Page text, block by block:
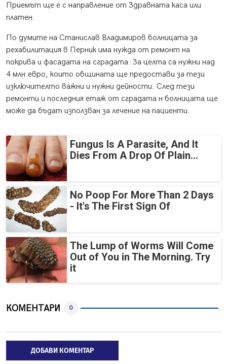
Приемът ще е с направление от Здравната каса или
платен.
По думите на Станислав Владимиров болницата за
рехабилитация в Перник има нужда от ремонт на
покрива и фасадата на сградата. За целта са нужни над
4 млн.евро, които общината ще предостави за тези
изключителто важни и нужни дейности. След тези
ремонти и последния етаж от сградата н болницата ще
може да бъдат използван за лечение на пациенти.
Fungus Is A Parasite, And It
Dies From A Drop Of Plain...
No Poop For More Than 2 Days
- It's The First Sign Of
The Lump of Worms Will Come
Out of You in The Morning. Try
it
КОМЕНТАРИ 0
ДОБАВИ КОМЕНТАР